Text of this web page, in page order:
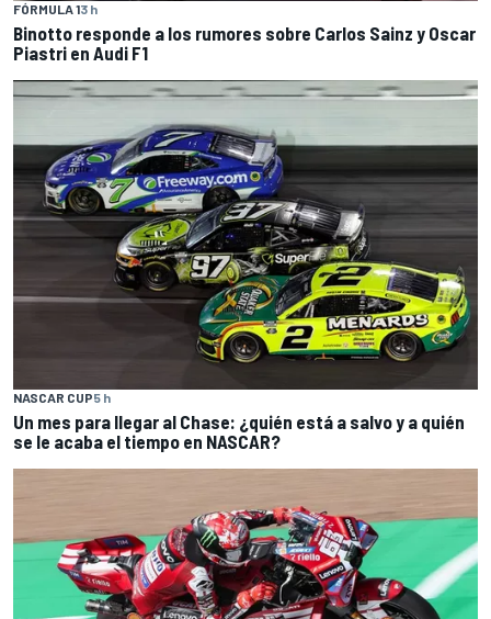
FÓRMULA 13 h
Binotto responde a los rumores sobre Carlos Sainz y Oscar
Piastri en Audi F1
NASCAR CUP5 h
Un mes para llegar al Chase: ¿quién está a salvo y a quién
se le acaba el tiempo en NASCAR?